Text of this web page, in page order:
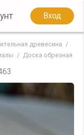
Вход
древесина
Доска обрезная